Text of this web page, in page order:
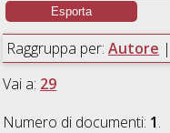
Raggruppa per: Autore |
Vai a: 29
Numero di documenti: 1.